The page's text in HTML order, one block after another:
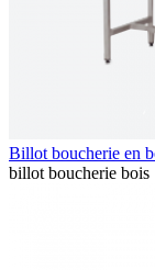
Billot boucherie en
billot boucherie